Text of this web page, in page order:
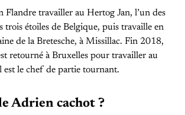
Flandre travailler au Hertog Jan, l’un des
trois étoiles de Belgique, puis travaille en
de la Bretesche, à Missillac. Fin 2018,
retourné à Bruxelles pour travailler au
est le chef de partie tournant.
Adrien cachot ?